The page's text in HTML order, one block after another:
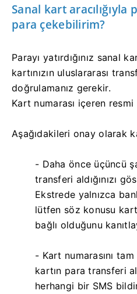
Sanal kart aracılığıyla
para çekebilirim?
Parayı yatırdığınız sanal
kartınızın uluslararası
doğrulamanız gerekir.
Kart numarası içeren
Aşağıdakileri onay olarak
- Daha önce üçüncü
transferi aldığınızı
Ekstrede yalnızca
lütfen söz konusu
bağlı olduğunu
- Kart numarasını
kartın para transferi
herhangi bir SMS